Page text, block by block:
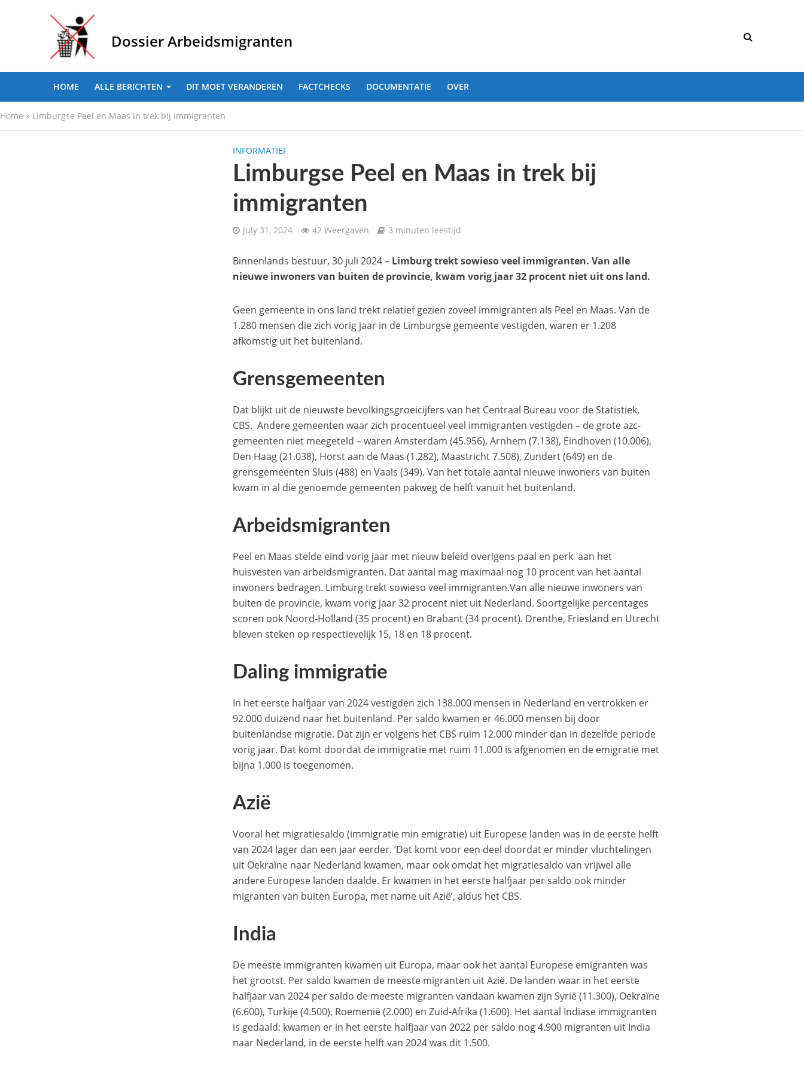
Dossier Arbeidsmigranten
HOME ALLE BERICHTEN DIT MOET VERANDEREN FACTCHECKS DOCUMENTATIE OVER
Home » Limburgse Peel en Maas in trek bij immigranten
INFORMATIEF
Limburgse Peel en Maas in trek bij
immigranten
July 31, 2024 42 Weergaven 3 minuten leestijd
Binnenlands bestuur, 30 juli 2024 – Limburg trekt sowieso veel immigranten. Van alle
nieuwe inwoners van buiten de provincie, kwam vorig jaar 32 procent niet uit ons land.
Geen gemeente in ons land trekt relatief gezien zoveel immigranten als Peel en Maas. Van de
1.280 mensen die zich vorig jaar in de Limburgse gemeente vestigden, waren er 1.208
afkomstig uit het buitenland.
Grensgemeenten
Dat blijkt uit de nieuwste bevolkingsgroeicijfers van het Centraal Bureau voor de Statistiek,
CBS. Andere gemeenten waar zich procentueel veel immigranten vestigden – de grote azc-
gemeenten niet meegeteld – waren Amsterdam (45.956), Arnhem (7.138), Eindhoven (10.006),
Den Haag (21.038), Horst aan de Maas (1.282), Maastricht 7.508), Zundert (649) en de
grensgemeenten Sluis (488) en Vaals (349). Van het totale aantal nieuwe inwoners van buiten
kwam in al die genoemde gemeenten pakweg de helft vanuit het buitenland.
Arbeidsmigranten
Peel en Maas stelde eind vorig jaar met nieuw beleid overigens paal en perk aan het
huisvesten van arbeidsmigranten. Dat aantal mag maximaal nog 10 procent van het aantal
inwoners bedragen. Limburg trekt sowieso veel immigranten.Van alle nieuwe inwoners van
buiten de provincie, kwam vorig jaar 32 procent niet uit Nederland. Soortgelijke percentages
scoren ook Noord-Holland (35 procent) en Brabant (34 procent). Drenthe, Friesland en Utrecht
bleven steken op respectievelijk 15, 18 en 18 procent.
Daling immigratie
In het eerste halfjaar van 2024 vestigden zich 138.000 mensen in Nederland en vertrokken er
92.000 duizend naar het buitenland. Per saldo kwamen er 46.000 mensen bij door
buitenlandse migratie. Dat zijn er volgens het CBS ruim 12.000 minder dan in dezelfde periode
vorig jaar. Dat komt doordat de immigratie met ruim 11.000 is afgenomen en de emigratie met
bijna 1.000 is toegenomen.
Azië
Vooral het migratiesaldo (immigratie min emigratie) uit Europese landen was in de eerste helft
van 2024 lager dan een jaar eerder. ‘Dat komt voor een deel doordat er minder vluchtelingen
uit Oekraïne naar Nederland kwamen, maar ook omdat het migratiesaldo van vrijwel alle
andere Europese landen daalde. Er kwamen in het eerste halfjaar per saldo ook minder
migranten van buiten Europa, met name uit Azië’, aldus het CBS.
India
De meeste immigranten kwamen uit Europa, maar ook het aantal Europese emigranten was
het grootst. Per saldo kwamen de meeste migranten uit Azië. De landen waar in het eerste
halfjaar van 2024 per saldo de meeste migranten vandaan kwamen zijn Syrië (11.300), Oekraïne
(6.600), Turkije (4.500), Roemenië (2.000) en Zuid-Afrika (1.600). Het aantal Indiase immigranten
is gedaald: kwamen er in het eerste halfjaar van 2022 per saldo nog 4.900 migranten uit India
naar Nederland, in de eerste helft van 2024 was dit 1.500.